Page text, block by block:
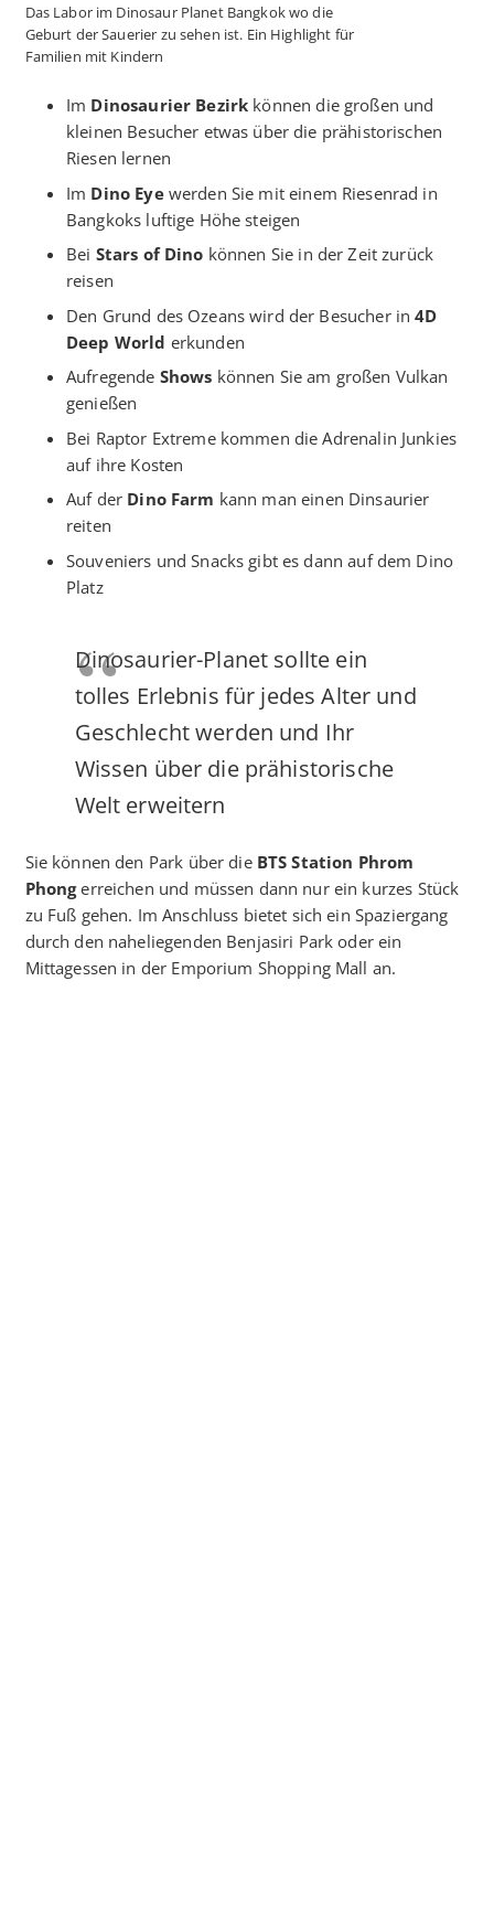
Das Labor im Dinosaur Planet Bangkok wo die
Geburt der Sauerier zu sehen ist. Ein Highlight für
Familien mit Kindern
Im Dinosaurier Bezirk können die großen und
kleinen Besucher etwas über die prähistorischen
Riesen lernen
Im Dino Eyewerden Sie mit einem Riesenrad in
Bangkoks luftige Höhe steigen
Bei Stars of Dino können Sie in der Zeit zurück
reisen
Den Grund des Ozeans wird der Besucher in4D
Deep World erkunden
Aufregende Shows können Sie am großen Vulkan
genießen
Bei Raptor Extreme kommen die Adrenalin Junkies
auf ihre Kosten
Auf der Dino Farm kann man einen Dinsaurier
reiten
Souveniers und Snacks gibt es dann auf dem Dino
Platz
Dinosaurier-Planet sollte ein
tolles Erlebnis für jedes Alter und
Geschlecht werden und Ihr
Wissen über die prähistorische
Welt erweitern
Sie können den Park über dieBTS Station Phrom
Phongerreichen und müssen dann nur ein kurzes Stück
zu Fuß gehen. Im Anschluss bietet sich ein Spaziergang
durch den naheliegenden Benjasiri Park oder ein
Mittagessen in der Emporium Shopping Mall an.